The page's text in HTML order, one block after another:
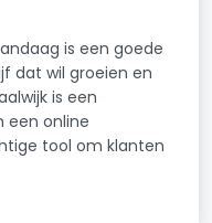
is een goede
dat wil groeien en
is een
een online
tool om klanten